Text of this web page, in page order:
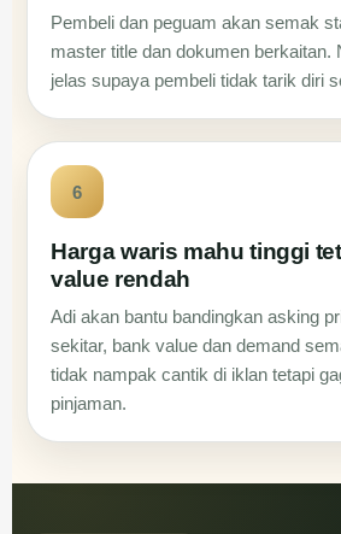
Pembeli dan peguam akan semak
master title dan dokumen berkaitan.
jelas supaya pembeli tidak tarik diri
6
Harga waris mahu tinggi
value rendah
Adi akan bantu bandingkan asking
sekitar, bank value dan demand
tidak nampak cantik di iklan tetapi
pinjaman.